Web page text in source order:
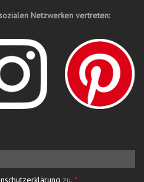
Netzwerken vertreten:
zu. *